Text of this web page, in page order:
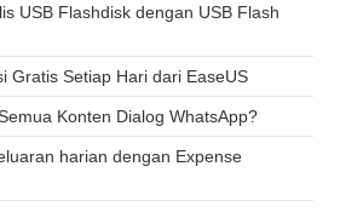
USB Flashdisk dengan USB Flash
Gratis Setiap Hari dari EaseUS
Konten Dialog WhatsApp?
harian dengan Expense